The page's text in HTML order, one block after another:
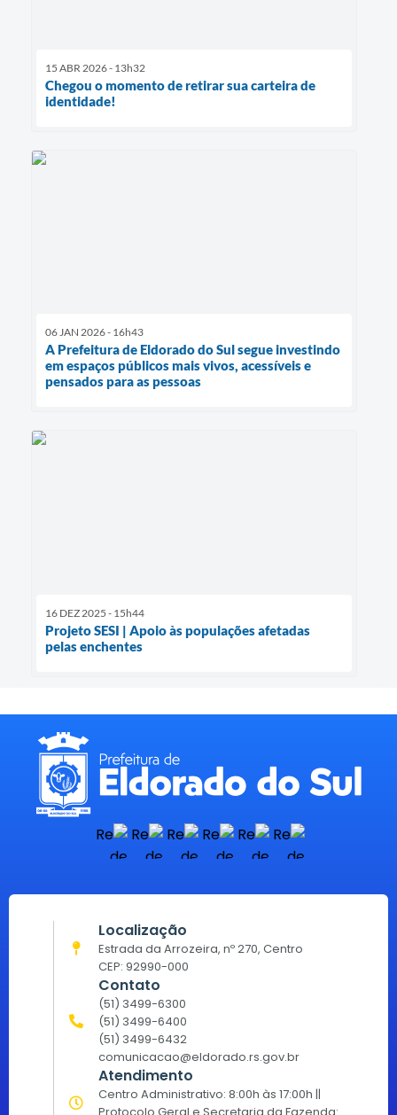
15 ABR 2026 - 13h32
Chegou o momento de retirar sua carteira de
identidade!
06 JAN 2026 - 16h43
A Prefeitura de Eldorado do Sul segue investindo
em espaços públicos mais vivos, acessíveis e
pensados para as pessoas
16 DEZ 2025 - 15h44
Projeto SESI | Apoio às populações afetadas
pelas enchentes
Localização
Estrada da Arrozeira, nº 270, Centro
CEP: 92990-000
Contato
(51) 3499-6300
(51) 3499-6400
(51) 3499-6432
comunicacao@eldorado.rs.gov.br
Atendimento
Centro Administrativo: 8:00h às 17:00h ||